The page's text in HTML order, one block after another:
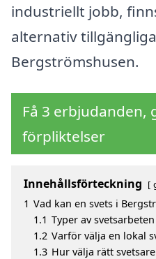
industriellt jobb,
alternativ
Bergströmshusen.
Få 3 erbjudanden,
förpliktelser
Innehållsförteckning
1 Vad kan en svets i
1.1 Typer av svetsarbeten
1.2 Varför välja en lokal
1.3 Hur välja rätt svetsare